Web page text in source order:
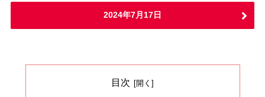
2024年7月17日
目次